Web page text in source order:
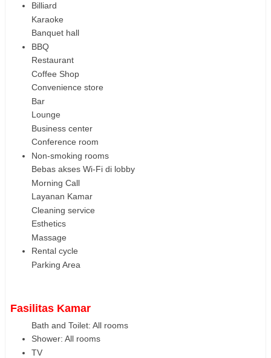
Billiard
Karaoke
Banquet hall
BBQ
Restaurant
Coffee Shop
Convenience store
Bar
Lounge
Business center
Conference room
Non-smoking rooms
Bebas akses Wi-Fi di lobby
Morning Call
Layanan Kamar
Cleaning service
Esthetics
Massage
Rental cycle
Parking Area
Fasilitas Kamar
Bath and Toilet: All rooms
Shower: All rooms
TV